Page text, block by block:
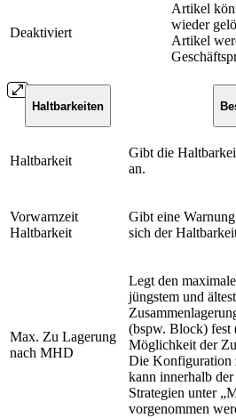
Deaktiviert
Artikel
wieder
Artikel
Haltbarkeiten
Haltbarkeit
Gibt die
an.
Vorwarnzeit
Haltbarkeit
Gibt eine
sich der
Max. Zu Lagerung
nach MHD
Legt den
jüngstem und
(bspw. Block) fest
Möglichkeit der
Die Konfiguration
kann innerhalb
Strategien unter
vorgenommen